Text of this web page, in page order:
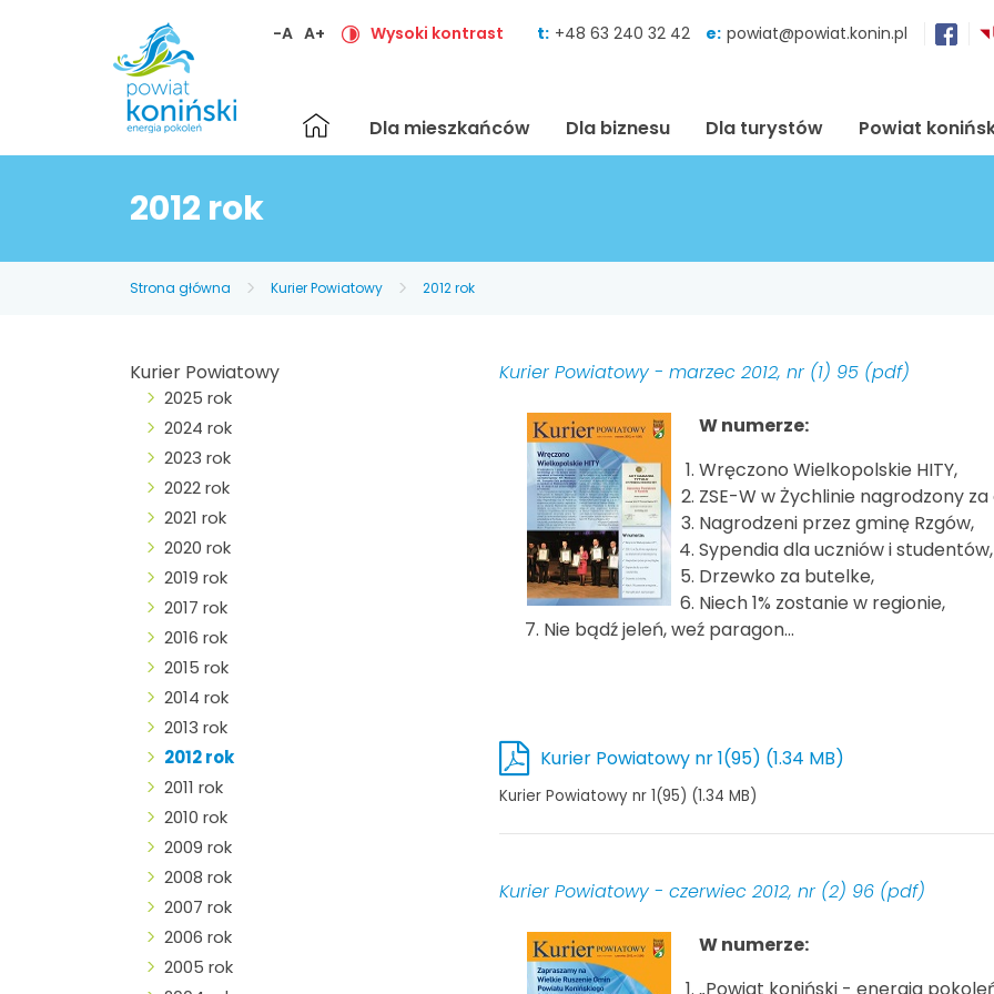
-A A+ Wysoki kontrast t: +48 63 240 32 42 e: powiat@powiat.konin.pl
Strona
główna
Dla mieszkańców Dla biznesu Dla turystów Powiat
2012 rok
Strona główna Kurier Powiatowy 2012 rok
Kurier Powiatowy
2025 rok
2024 rok
2023 rok
2022 rok
2021 rok
2020 rok
2019 rok
2017 rok
2016 rok
2015 rok
2014 rok
2013 rok
2012 rok
2011 rok
2010 rok
2009 rok
2008 rok
2007 rok
2006 rok
2005 rok
Kurier Powiatowy - marzec 2012, nr (1) 95 (pdf)
W numerze:
Wręczono Wielkopolskie HITY,
ZSE-W w Żychlinie nagrodzony
Nagrodzeni przez gminę Rzgów,
Sypendia dla uczniów i studentów,
Drzewko za butelke,
Niech 1% zostanie w regionie,
Nie bądź jeleń, weź paragon...
Kurier Powiatowy nr 1(95) (1.34 MB)
Kurier Powiatowy nr 1(95) (1.34 MB)
Kurier Powiatowy - czerwiec 2012, nr (2) 96 (pdf)
W numerze: